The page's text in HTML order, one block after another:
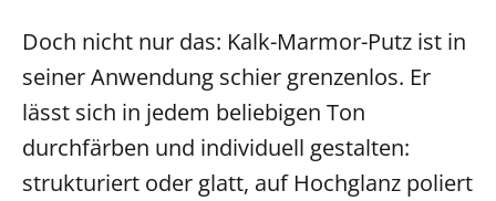
Doch nicht nur das: Kalk-Marmor-Putz ist in
seiner Anwendung schier grenzenlos. Er
lässt sich in jedem beliebigen Ton
durchfärben und individuell gestalten:
strukturiert oder glatt, auf Hochglanz poliert